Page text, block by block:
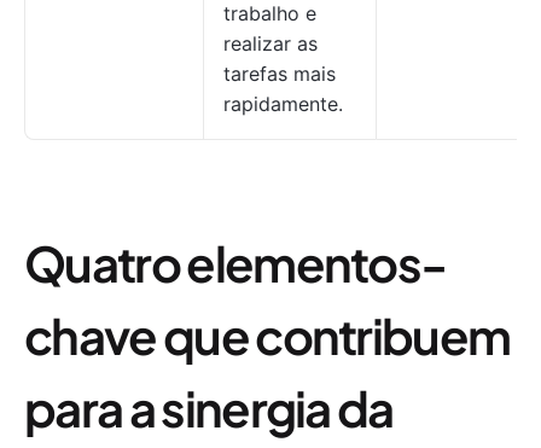
trabalho e
realizar as
tarefas mais
rapidamente.
Quatro elementos-
chave que contribuem
para a sinergia da